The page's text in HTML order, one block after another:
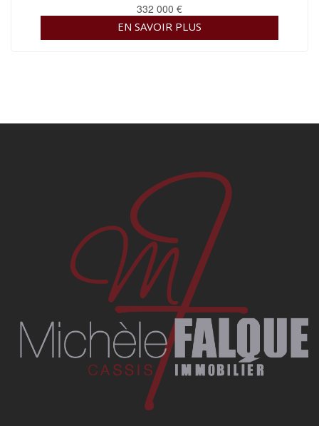
332 000 €
EN SAVOIR PLUS